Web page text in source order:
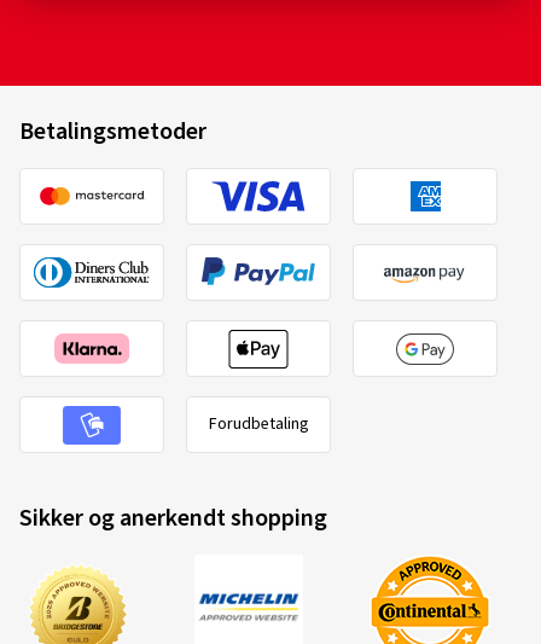
Betalingsmetoder
Forudbetaling
Sikker og anerkendt shopping